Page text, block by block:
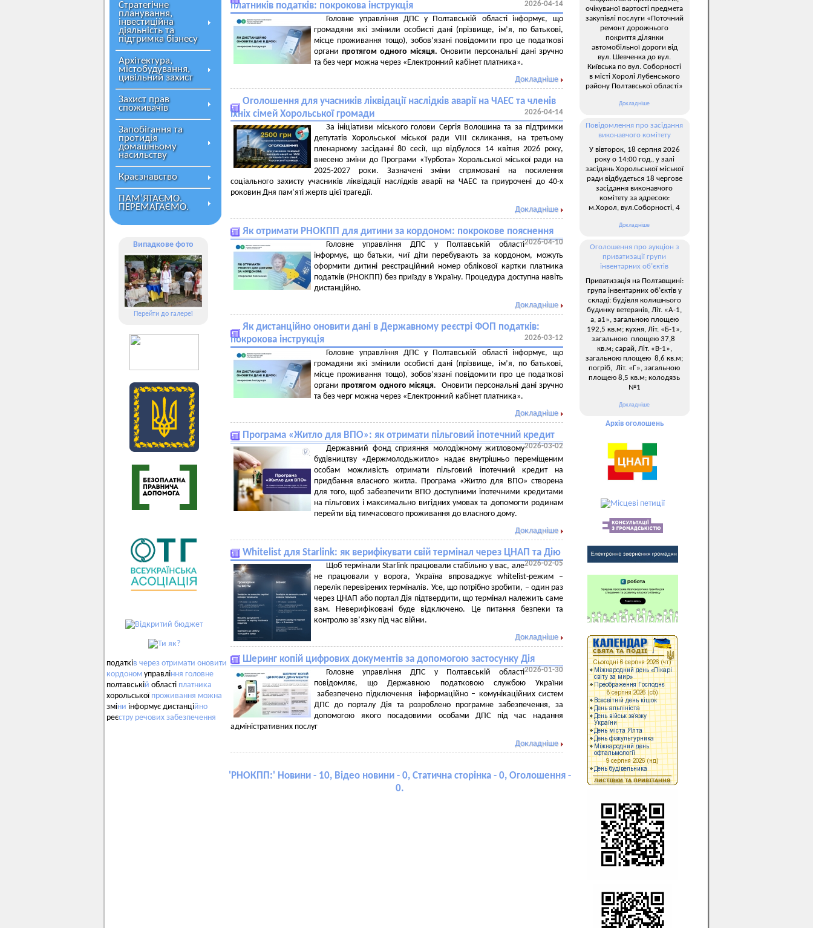
Стратегічне
планування,
інвестиційна
діяльність та
підтримка бізнесу
Архітектура,
містобудування,
цивільний захист
Захист прав
споживачів
Запобігання та
протидія
домашньому
насильству
Краєзнавство
ПАМ’ЯТАЄМО.
ПЕРЕМАГАЄМО.
Випадкове фото
Перейти до галереї
податків через отримати оновити
кордоном управління головне
полтавській області платника
хорольської проживання можна
зміни інформує дистанційно
реєстру речових забезпечення
платників податків: покрокова інструкція
2026-04-14
Головне управління ДПС у Полтавській області інформує, що
громадяни які змінили особисті дані (прізвище, ім’я, по батькові,
місце проживання тощо), зобов’язані повідомити про це податкові
органи протягом одного місяця. Оновити персональні дані зручно
та без черг можна через «Електронний кабінет платника».
Докладніше
Оголошення для учасників ліквідації наслідків аварії на ЧАЕС та членів
їхніх сімей Хорольської громади
2026-04-14
За ініціативи міського голови Сергія Волошина та за підтримки
депутатів Хорольської міської ради VIII скликання, на третьому
пленарному засіданні 80 сесії, що відбулося 14 квітня 2026 року,
внесено зміни до Програми «Турбота» Хорольської міської ради на
2025-2027 роки. Зазначені зміни спрямовані на посилення
соціального захисту учасників ліквідації наслідків аварії на ЧАЕС та приурочені до 40-х
роковин Дня пам’яті жертв цієї трагедії.
Докладніше
Як отримати РНОКПП для дитини за кордоном: покрокове пояснення
2026-04-10
Головне управління ДПС у Полтавській області
інформує, що батьки, чиї діти перебувають за кордоном, можуть
оформити дитині реєстраційний номер облікової картки платника
податків (РНОКПП) без приїзду в Україну. Процедура доступна навіть
дистанційно.
Докладніше
Як дистанційно оновити дані в Державному реєстрі ФОП податків:
покрокова інструкція
2026-03-12
Головне управління ДПС у Полтавській області інформує, що
громадяни які змінили особисті дані (прізвище, ім’я, по батькові,
місце проживання тощо), зобов’язані повідомити про це податкові
органипротягом одного місяця. Оновити персональні дані зручно
та без черг можна через «Електронний кабінет платника».
Докладніше
Програма «Житло для ВПО»: як отримати пільговий іпотечний кредит
2026-03-02
Державний фонд сприяння молодіжному житловому
будівництву «Держмолодьжитло» надає внутрішньо переміщеним
особам можливість отримати пільговий іпотечний кредит на
придбання власного житла. Програма «Житло для ВПО» створена
для того, щоб забезпечити ВПО доступними іпотечними кредитами
на пільгових і максимально вигідних умовах та допомогти родинам
перейти від тимчасового проживання до власного дому.
Докладніше
Whitelist для Starlink: як верифікувати свій термінал через ЦНАП та Дію
2026-02-05
Щоб термінали Starlink працювали стабільно у вас, але
не працювали у ворога, Україна впроваджує whitelist-режим –
перелік перевірених терміналів. Усе, що потрібно зробити, – один раз
через ЦНАП або портал Дія підтвердити, що термінал належить саме
вам. Неверифіковані буде відключено. Це питання безпеки та
контролю звʼязку під час війни.
Докладніше
Шеринг копій цифрових документів за допомогою застосунку Дія
2026-01-30
Головне управління ДПС у Полтавській області
повідомляє, що Державною податковою службою України
забезпечено підключення інформаційно – комунікаційних систем
ДПС до порталу Дія та розроблено програмне забезпечення, за
допомогою якого посадовими особами ДПС під час надання
адміністративних послуг
Докладніше
' РНОКПП:' Новини - 10, Відео новини - 0, Статична сторінка - 0, Оголошення -
0.
очікуваної вартості предмета
закупівлі послуги «Поточний
ремонт дорожнього
покриття ділянки
автомобільної дороги від
вул. Шевченка до вул.
Київська по вул. Соборності
в місті Хоролі Лубенського
району Полтавської області»
Докладніше
Повідомлення про засідання
виконавчого комітету
У вівторок, 18 серпня 2026
року о 14:00 год., у залі
засідань Хорольської міської
ради відбудеться 18 чергове
засідання виконавчого
комітету за адресою:
м.Хорол, вул.Соборності, 4
Докладніше
Оголошення про аукціон з
приватизації групи
інвентарних об’єктів
Приватизація на Полтавщині:
група інвентарних об’єктів у
складі: будівля колишнього
будинку ветеранів, Літ. «А-1,
а, а1», загальною площею
192,5 кв.м; кухня, Літ. «Б-1»,
загальною площею 37,8
кв.м; сарай, Літ. «В-1»,
загальною площею 8,6 кв.м;
погріб, Літ. «Г», загальною
площею 8,5 кв.м; колодязь
№1
Докладніше
Архів оголошень